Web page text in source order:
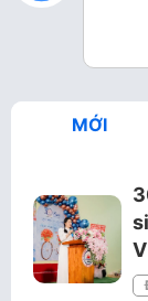
MỚI